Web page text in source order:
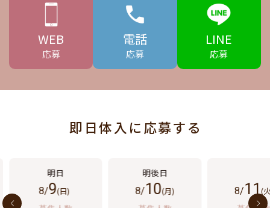
WEB
応募
電話
応募
LINE
応募
即日体入に応募する
8/9(日) 8/10(月) 8/11(